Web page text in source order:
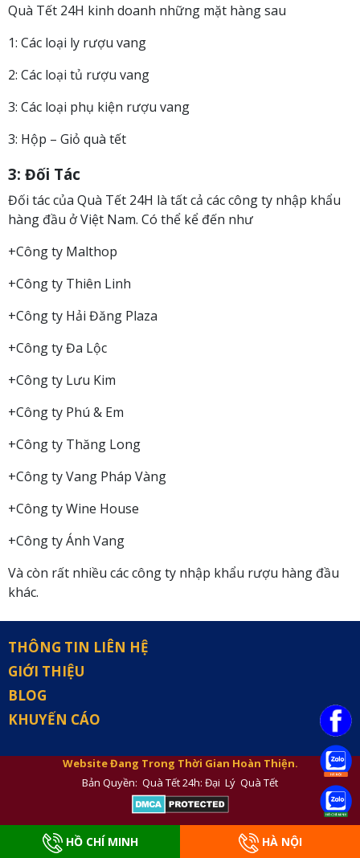
Quà Tết 24H kinh doanh những mặt hàng sau
1: Các loại ly rượu vang
2: Các loại tủ rượu vang
3: Các loại phụ kiện rượu vang
3: Hộp – Giỏ quà tết
3: Đối Tác
Đối tác của Quà Tết 24H là tất cả các công ty nhập khẩu
hàng đầu ở Việt Nam. Có thể kể đến như
+Công ty Malthop
+Công ty Thiên Linh
+Công ty Hải Đăng Plaza
+Công ty Đa Lộc
+Công ty Lưu Kim
+Công ty Phú & Em
+Công ty Thăng Long
+Công ty Vang Pháp Vàng
+Công ty Wine House
+Công ty Ánh Vang
Và còn rất nhiều các công ty nhập khẩu rượu hàng đầu
khác.
THÔNG TIN LIÊN HỆ
GIỚI THIỆU
BLOG
KHUYẾN CÁO
Website Đang Trong Thời Gian Hoàn Thiện.
Bản Quyền: Quà Tết 24h: Đại Lý Quà Tết
HỒ CHÍ MINH HÀ NỘI